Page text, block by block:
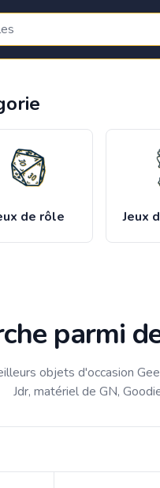
de rôle Jeux
parmi
objets d'occasion
Jdr, matériel de GN,